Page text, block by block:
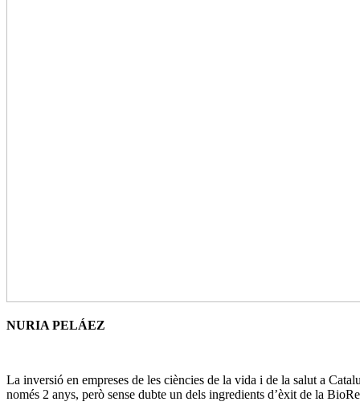
NURIA PELÁEZ
La inversió en empreses de les ciències de la vida i de la salut a
només 2 anys, però sense dubte un dels ingredients d’èxit de la